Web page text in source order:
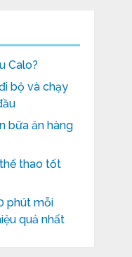
Calo?
bộ và chạy
bữa ăn hàng
thao tốt
phút mỗi
quả nhất